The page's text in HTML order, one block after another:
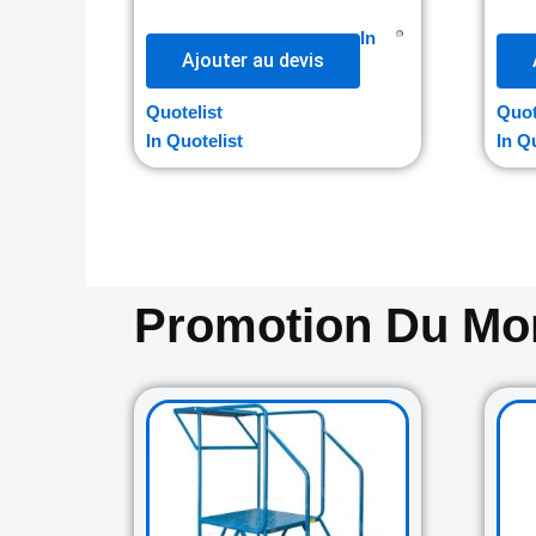
Ajouter au devis
In
Quotelist
In Quotelist
In
Promotion Du
Original
price
was:
729.00$.
Current
is: